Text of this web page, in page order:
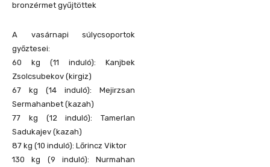
bronzérmet gyűjtöttek
A vasárnapi súlycsoportok
győztesei:
60 kg (11 induló): Kanjbek
Zsolcsubekov (kirgiz)
67 kg (14 induló): Mejirzsan
Sermahanbet (kazah)
77 kg (12 induló): Tamerlan
Sadukajev (kazah)
87 kg (10 induló): Lőrincz Viktor
130 kg (9 induló): Nurmahan